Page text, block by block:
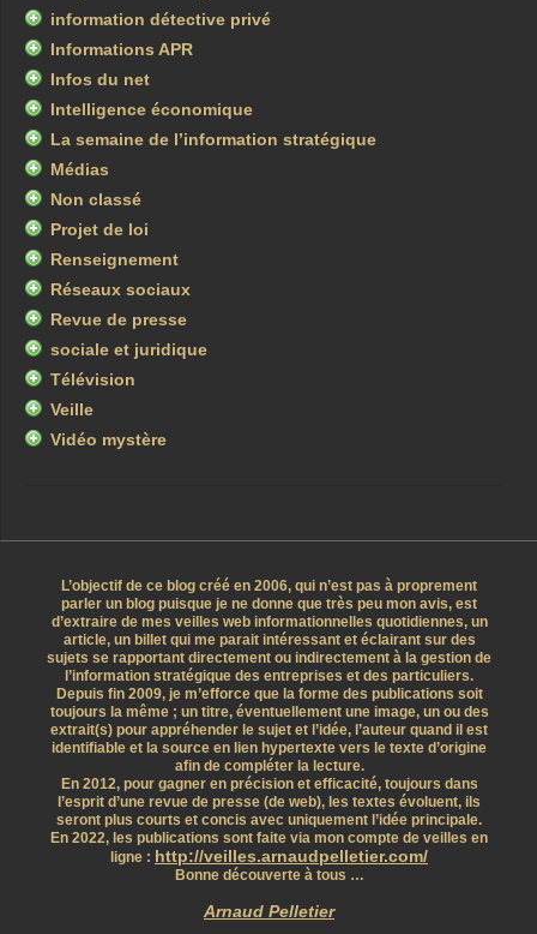
information détective privé
Informations APR
Infos du net
Intelligence économique
La semaine de l’information stratégique
Médias
Non classé
Projet de loi
Renseignement
Réseaux sociaux
Revue de presse
sociale et juridique
Télévision
Veille
Vidéo mystère
L’objectif de ce blog créé en 2006, qui n’est pas à proprement
parler un blog puisque je ne donne que très peu mon avis, est
d’extraire de mes veilles web informationnelles quotidiennes, un
article, un billet qui me parait intéressant et éclairant sur des
sujets se rapportant directement ou indirectement à la gestion de
l’information stratégique des entreprises et des particuliers.
Depuis fin 2009, je m’efforce que la forme des publications soit
toujours la même ; un titre, éventuellement une image, un ou des
extrait(s) pour appréhender le sujet et l’idée, l’auteur quand il est
identifiable et la source en lien hypertexte vers le texte d’origine
afin de compléter la lecture.
En 2012, pour gagner en précision et efficacité, toujours dans
l’esprit d’une revue de presse (de web), les textes évoluent, ils
seront plus courts et concis avec uniquement l’idée principale.
En 2022, les publications sont faite via mon compte de veilles en
ligne : http://veilles.arnaudpelletier.com/
Bonne découverte à tous …
Arnaud Pelletier